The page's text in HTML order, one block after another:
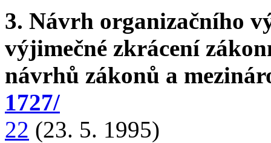
3. Návrh organizačního
výjimečné zkrácení
návrhů zákonů a
1727/
22 (23. 5. 1995)